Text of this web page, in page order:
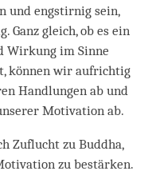
und engstirnig sein,
Ganz gleich, ob es ein
Wirkung im Sinne
können wir aufrichtig
Handlungen ab und
Motivation ab.
Zuflucht zu Buddha,
zu bestärken.